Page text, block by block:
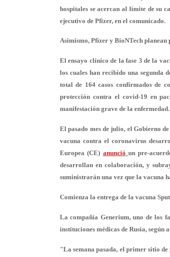
hospitales se acercan al límite de su
ejecutivo de Pfizer, en el comunicado.
Asimismo, Pfizer y BioNTech planean
El ensayo clínico de la fase 3 de la
los cuales han recibido una segunda
total de 164 casos confirmados de
protección contra el covid-19 en
manifestación grave de la enfermedad.
El pasado mes de julio, el Gobierno
vacuna contra el coronavirus
Europea (CE) anunció un pre-
desarrollan en colaboración, y
suministrarán una vez que la vacuna
Comienza la entrega de la vacuna
La compañía Generium, uno de los
instituciones médicas de Rusia,
"La semana pasada, el primer sitio